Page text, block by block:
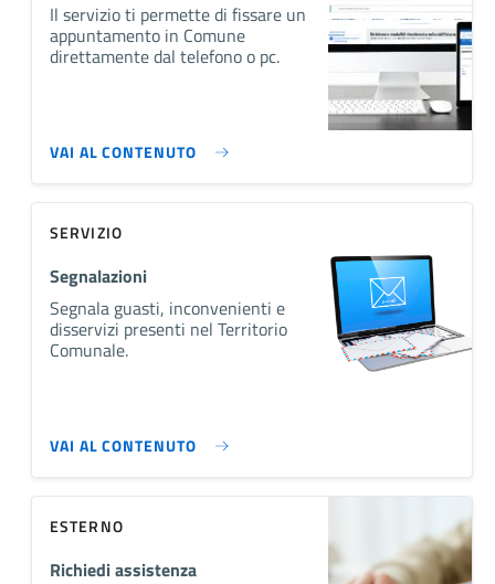
Il servizio ti permette di fissare un
appuntamento in Comune
direttamente dal telefono o pc.
VAI AL CONTENUTO
SERVIZIO
Segnalazioni
Segnala guasti, inconvenienti e
disservizi presenti nel Territorio
Comunale.
VAI AL CONTENUTO
ESTERNO
Richiedi assistenza